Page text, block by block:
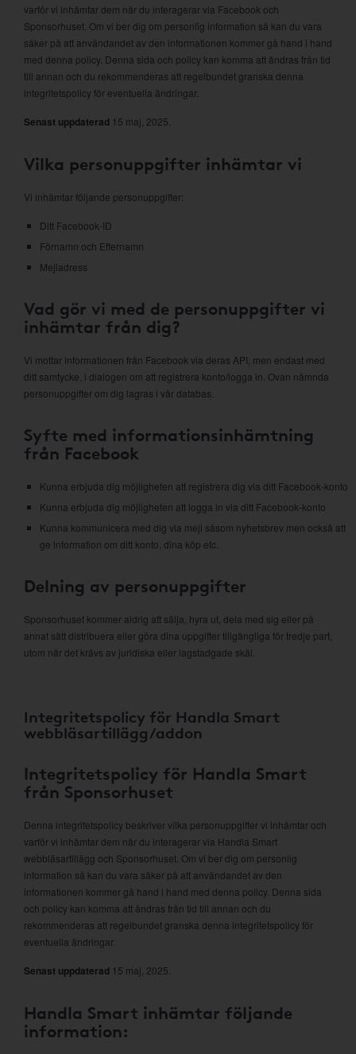
varför vi inhämtar dem när du interagerar via Facebook och
Sponsorhuset. Om vi ber dig om personlig information så kan du vara
säker på att användandet av den informationen kommer gå hand i hand
med denna policy. Denna sida och policy kan komma att ändras från tid
till annan och du rekommenderas att regelbundet granska denna
integritetspolicy för eventuella ändringar.
Senast uppdaterad 15 maj, 2025.
Vilka personuppgifter inhämtar vi
Vi inhämtar följande personuppgifter:
Ditt Facebook-ID
Förnamn och Efternamn
Mejladress
Vad gör vi med de personuppgifter vi
inhämtar från dig?
Vi mottar informationen från Facebook via deras API, men endast med
ditt samtycke, i dialogen om att registrera konto/logga in. Ovan nämnda
personuppgifter om dig lagras i vår databas.
Syfte med informationsinhämtning
från Facebook
Kunna erbjuda dig möjligheten att registrera dig via ditt Facebook-konto
Kunna erbjuda dig möjligheten att logga in via ditt Facebook-konto
Kunna kommunicera med dig via mejl såsom nyhetsbrev men också att
ge information om ditt konto, dina köp etc.
Delning av personuppgifter
Sponsorhuset kommer aldrig att sälja, hyra ut, dela med sig eller på
annat sätt distribuera eller göra dina uppgifter tillgängliga för tredje part,
utom när det krävs av juridiska eller lagstadgade skäl.
Integritetspolicy för Handla Smart
webbläsartillägg/addon
Integritetspolicy för Handla Smart
från Sponsorhuset
Denna integritetspolicy beskriver vilka personuppgifter vi inhämtar och
varför vi inhämtar dem när du interagerar via Handla Smart
webbläsartillägg och Sponsorhuset. Om vi ber dig om personlig
information så kan du vara säker på att användandet av den
informationen kommer gå hand i hand med denna policy. Denna sida
och policy kan komma att ändras från tid till annan och du
rekommenderas att regelbundet granska denna integritetspolicy för
eventuella ändringar.
Senast uppdaterad 15 maj, 2025.
Handla Smart inhämtar följande
information: